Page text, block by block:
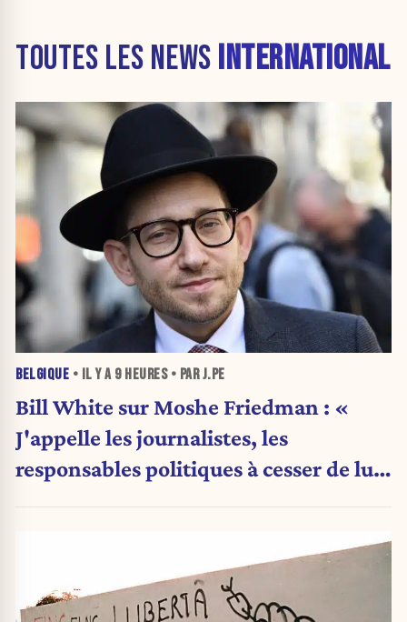
TOUTES LES NEWS INTERNATIONAL
BELGIQUE • IL Y A 9 HEURES• PAR J.PE
Bill White sur Moshe Friedman : «
J'appelle les journalistes, les
responsables politiques à cesser de lui